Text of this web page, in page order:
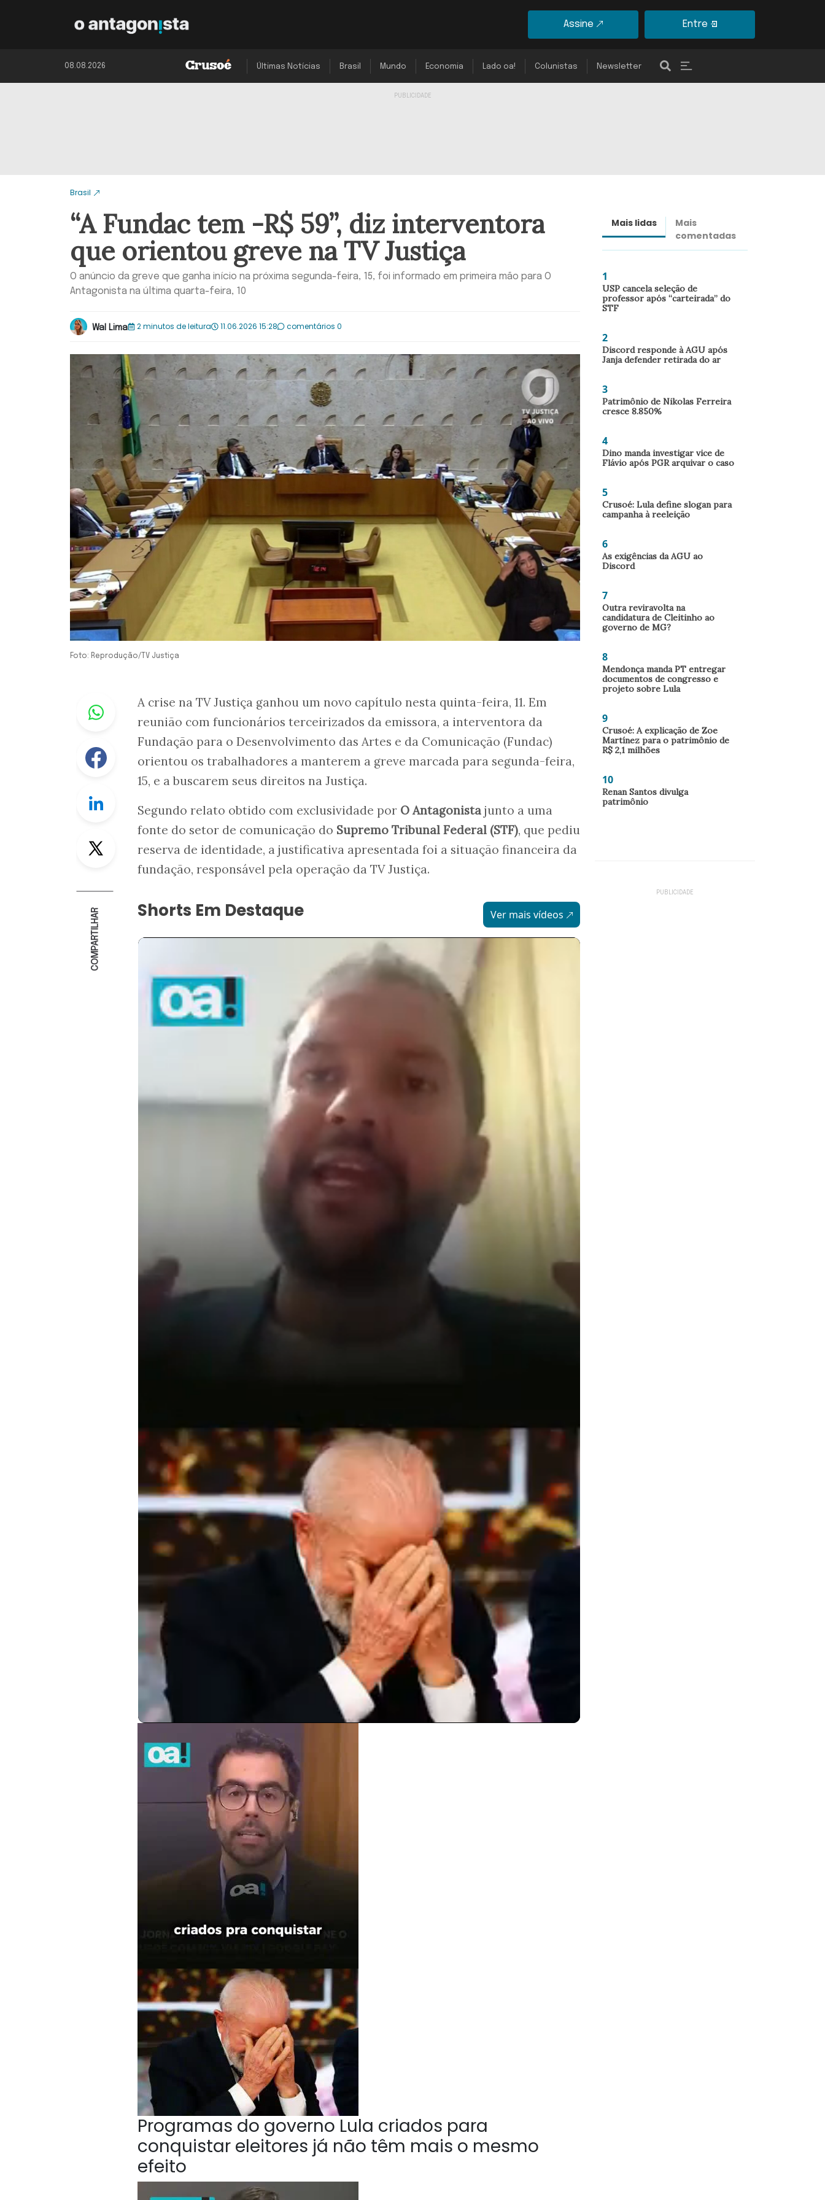
Assine Entre
08.08.2026 Últimas Notícias Brasil Mundo Economia Lado oa! Colunistas Newsletter
Brasil
“A Fundac tem -R$ 59”, diz interventora
que orientou greve na TV Justiça
O anúncio da greve que ganha início na próxima segunda-feira, 15, foi informado em primeira mão para O
Antagonista na última quarta-feira, 10
Wal Lima 2 minutos de leitura 11.06.2026 15:28 comentários 0
Foto: Reprodução/TV Justiça
Whastapp
Facebook
Linkedin
Twitter
COMPARTILHAR
A crise na TV Justiça ganhou um novo capítulo nesta quinta-feira, 11. Em
reunião com funcionários terceirizados da emissora, a interventora da
Fundação para o Desenvolvimento das Artes e da Comunicação (Fundac)
orientou os trabalhadores a manterem a greve marcada para segunda-feira,
15, e a buscarem seus direitos na Justiça.
Segundo relato obtido com exclusividade por O Antagonista junto a uma
fonte do setor de comunicação do Supremo Tribunal Federal (STF), que pediu
reserva de identidade, a justificativa apresentada foi a situação financeira da
fundação, responsável pela operação da TV Justiça.
Shorts Em Destaque Ver mais vídeos
Programas do governo Lula criados para
conquistar eleitores já não têm mais o mesmo
efeito
Mais lidas
Mais
comentadas
1
USP cancela seleção de
professor após “carteirada” do
STF
2
Discord responde à AGU após
Janja defender retirada do ar
3
Patrimônio de Nikolas Ferreira
cresce 8.850%
4
Dino manda investigar vice de
Flávio após PGR arquivar o caso
5
Crusoé: Lula define slogan para
campanha à reeleição
6
As exigências da AGU ao
Discord
7
Outra reviravolta na
candidatura de Cleitinho ao
governo de MG?
8
Mendonça manda PT entregar
documentos de congresso e
projeto sobre Lula
9
Crusoé: A explicação de Zoe
Martínez para o patrimônio de
R$ 2,1 milhões
10
Renan Santos divulga
patrimônio